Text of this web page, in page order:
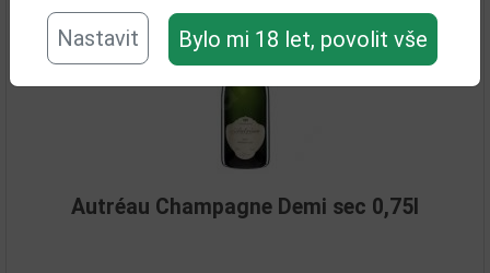
Nastavit Bylo mi 18 let, povolit vše
Autréau Champagne Demi sec 0,75l